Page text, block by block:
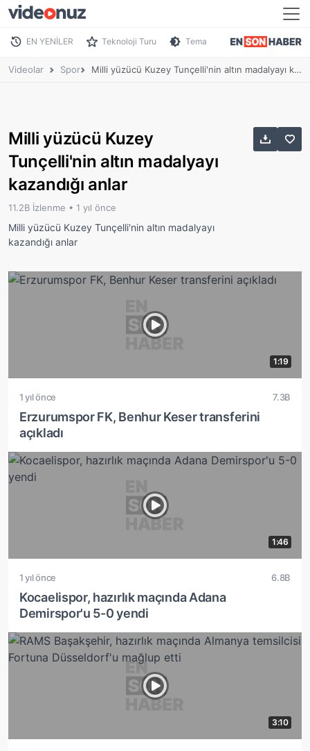
EN YENİLER Teknoloji Turu Tema
Videolar Spor Milli yüzücü Kuzey Tunçelli'nin altın madalyayı kazandığı anlar
Milli yüzücü Kuzey
Tunçelli'nin altın madalyayı
kazandığı anlar
11.2B İzlenme • 1 yıl önce
Milli yüzücü Kuzey Tunçelli'nin altın madalyayı
kazandığı anlar
1:19
1 yıl önce 7.3B
Erzurumspor FK, Benhur Keser transferini
açıkladı
1:46
1 yıl önce 6.8B
Kocaelispor, hazırlık maçında Adana
Demirspor'u 5-0 yendi
3:10